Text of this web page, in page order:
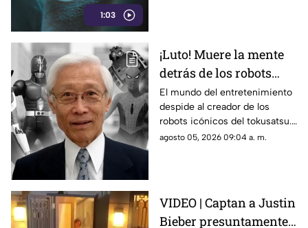
1:03
¡Luto! Muere la mente
detrás de los robots
icónicos del tokusatsu
y los Power Rangers
El mundo del entretenimiento
despide al creador de los
robots icónicos del tokusatsu.
Su trabajo revolucionó series
agosto 05, 2026 09:04 a. m.
VIDEO | Captan a Justin
Bieber presuntamente